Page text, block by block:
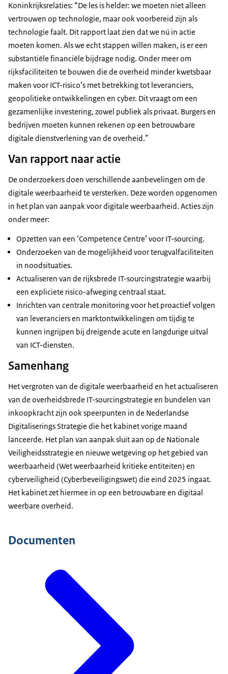
Koninkrijksrelaties: “De les is helder: we moeten niet alleen
vertrouwen op technologie, maar ook voorbereid zijn als
technologie faalt. Dit rapport laat zien dat we nú in actie
moeten komen. Als we echt stappen willen maken, is er een
substantiële financiële bijdrage nodig. Onder meer om
rijksfaciliteiten te bouwen die de overheid minder kwetsbaar
maken voor ICT-risico’s met betrekking tot leveranciers,
geopolitieke ontwikkelingen en cyber. Dit vraagt om een
gezamenlijke investering, zowel publiek als privaat. Burgers en
bedrijven moeten kunnen rekenen op een betrouwbare
digitale dienstverlening van de overheid.”
Van rapport naar actie
De onderzoekers doen verschillende aanbevelingen om de
digitale weerbaarheid te versterken. Deze worden opgenomen
in het plan van aanpak voor digitale weerbaarheid. Acties zijn
onder meer:
Opzetten van een ‘Competence Centre’ voor IT-sourcing.
Onderzoeken van de mogelijkheid voor terugvalfaciliteiten
in noodsituaties.
Actualiseren van de rijksbrede IT-sourcingstrategie waarbij
een expliciete risico-afweging centraal staat.
Inrichten van centrale monitoring voor het proactief volgen
van leveranciers en marktontwikkelingen om tijdig te
kunnen ingrijpen bij dreigende acute en langdurige uitval
van ICT-diensten.
Samenhang
Het vergroten van de digitale weerbaarheid en het actualiseren
van de overheidsbrede IT-sourcingstrategie en bundelen van
inkoopkracht zijn ook speerpunten in de Nederlandse
Digitaliserings Strategie die het kabinet vorige maand
lanceerde. Het plan van aanpak sluit aan op de Nationale
Veiligheidsstrategie en nieuwe wetgeving op het gebied van
weerbaarheid (Wet weerbaarheid kritieke entiteiten) en
cyberveiligheid (Cyberbeveiligingswet) die eind 2025 ingaat.
Het kabinet zet hiermee in op een betrouwbare en digitaal
weerbare overheid.
Documenten